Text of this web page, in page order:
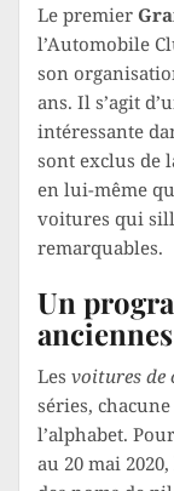
Le premier
l’Automobile
son
ans. Il s’agit
intéressante
sont exclus de
en lui-même
voitures qui
remarquables.
Un
anciennes
Les voitures de
séries,
l’alphabet.
au 20 mai 2020,